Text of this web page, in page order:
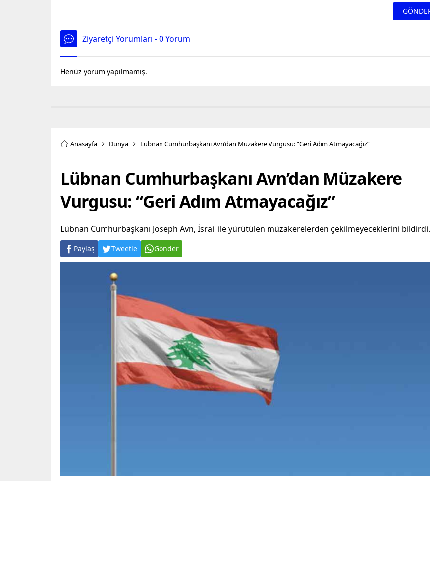
Ziyaretçi Yorumları - 0 Yorum
Henüz yorum yapılmamış.
Anasayfa Dünya Lübnan Cumhurbaşkanı Avn’dan Müzakere Vurgusu: “Geri Adım Atmayacağız”
Lübnan Cumhurbaşkanı Avn’dan Müzakere
Vurgusu: “Geri Adım Atmayacağız”
Lübnan Cumhurbaşkanı Joseph Avn, İsrail ile yürütülen müzakerelerden çekilmeyeceklerini bildirdi.
Paylaş Tweetle Gönder